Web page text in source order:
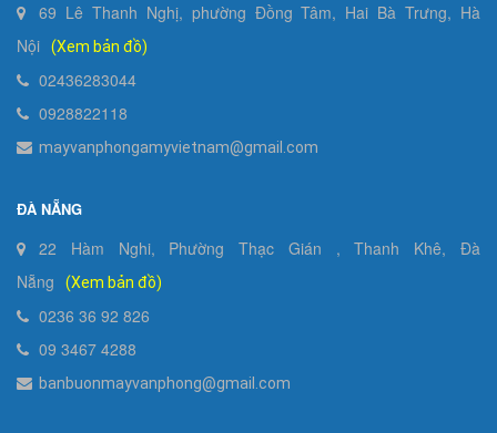
69 Lê Thanh Nghị, phường Đồng Tâm, Hai Bà Trưng, Hà
Nội
(Xem bản đồ)
02436283044
0928822118
mayvanphongamyvietnam@gmail.com
ĐÀ NẴNG
22 Hàm Nghi, Phường Thạc Gián , Thanh Khê, Đà
Nẵng
(Xem bản đồ)
0236 36 92 826
09 3467 4288
banbuonmayvanphong@gmail.com